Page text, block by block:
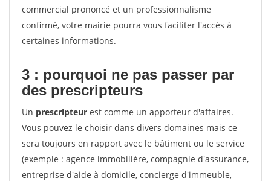
commercial prononcé et un professionnalisme
confirmé, votre mairie pourra vous faciliter l'accès à
certaines informations.
3 : pourquoi ne pas passer par
des prescripteurs
Un prescripteur est comme un apporteur d'affaires.
Vous pouvez le choisir dans divers domaines mais ce
sera toujours en rapport avec le bâtiment ou le service
(exemple : agence immobilière, compagnie d'assurance,
entreprise d'aide à domicile, concierge d'immeuble,